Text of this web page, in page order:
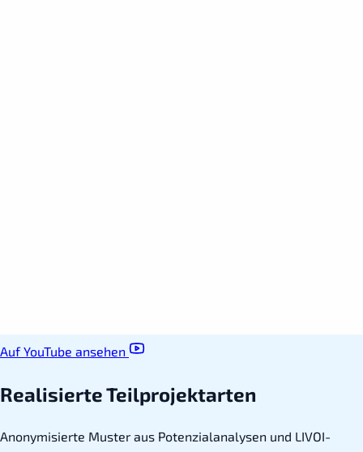
Auf YouTube ansehen
Realisierte Teilprojektarten
Anonymisierte Muster aus Potenzialanalysen und LIVOI-